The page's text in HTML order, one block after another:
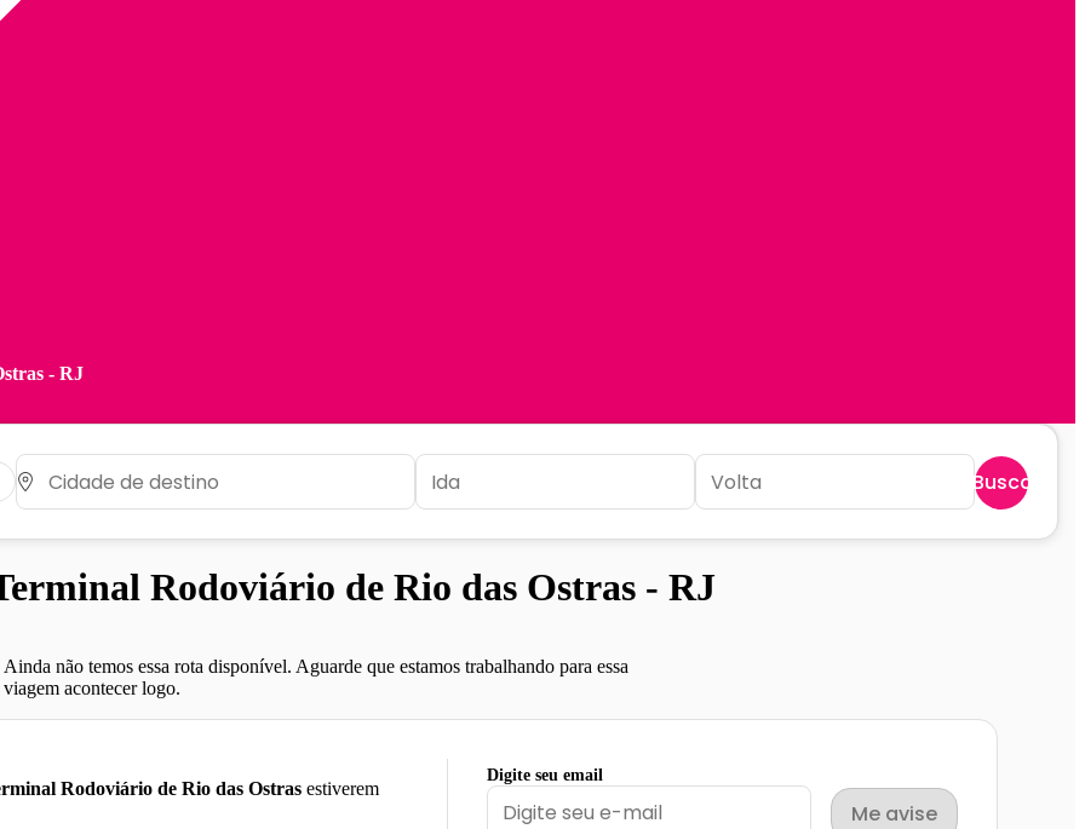
- RJ
Buscar
Rodoviário de Rio das Ostras - RJ
Ainda não temos essa rota disponível. Aguarde que estamos trabalhando para essa
viagem acontecer logo.
Rodoviário de Rio das Ostras estiverem
Digite seu email
Me avise